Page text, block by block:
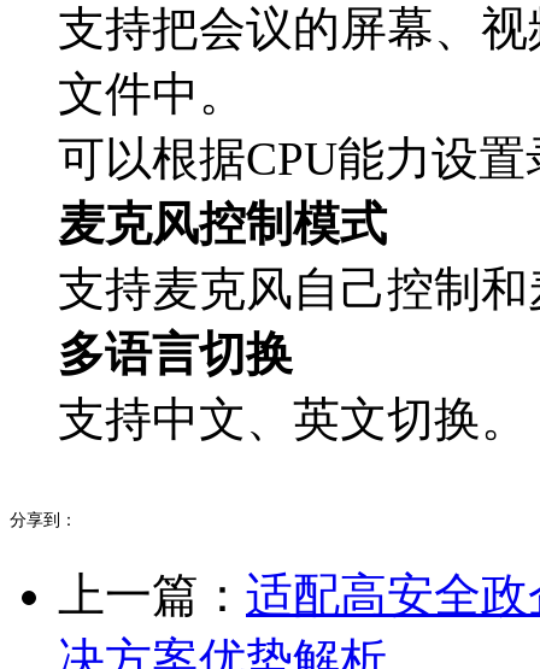
支持把会议的屏幕、
文件中。
可以根据CPU能力设
麦克风控制模式
支持麦克风自己控制
多语言切换
支持中文、英文切换。
分享到：
上一篇： 适配高安全